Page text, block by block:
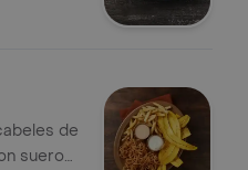
y
de
suero